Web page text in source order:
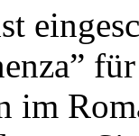
im